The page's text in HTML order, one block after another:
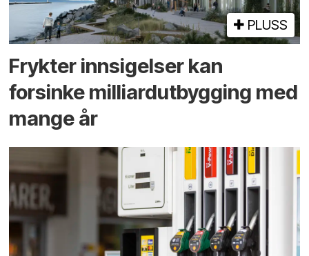
PLUSS
Frykter innsigelser kan
forsinke milliard­utbygging med
mange år